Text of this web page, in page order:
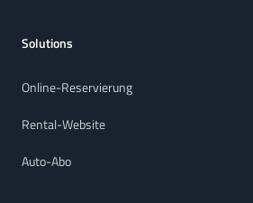
Solutions
Online-Reservierung
Rental-Website
Auto-Abo